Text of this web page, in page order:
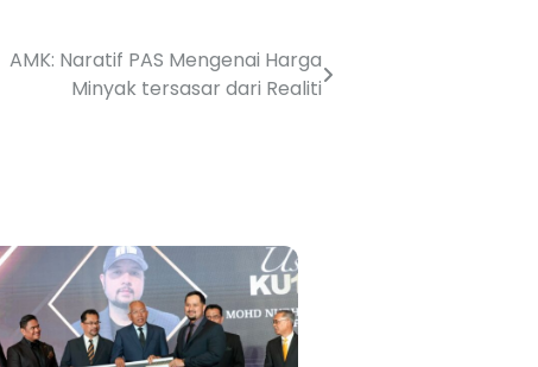
AMK: Naratif PAS Mengenai Harga
Minyak tersasar dari Realiti